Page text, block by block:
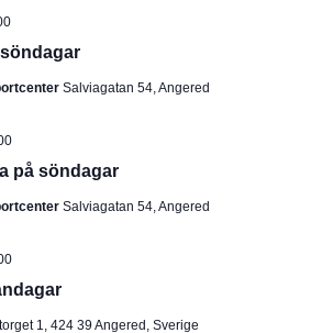
Salviagatan 54, Angered
på söndagar
Salviagatan 54, Angered
1, 424 39 Angered, Sverige